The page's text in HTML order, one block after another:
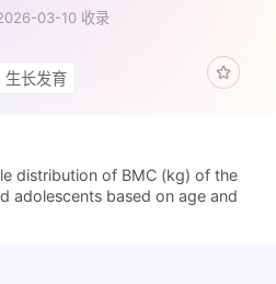
03-10 收录
生长发育
distribution of BMC (kg) of the
adolescents based on age and